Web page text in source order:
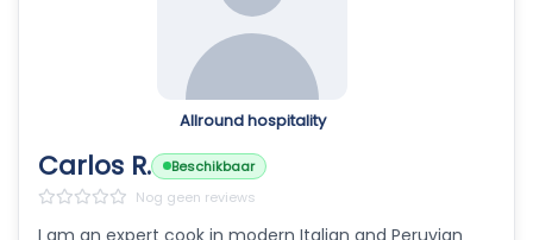
Allround hospitality
Carlos R.
Beschikbaar
Nog geen reviews
I am an expert cook in modern Italian and Peruvian